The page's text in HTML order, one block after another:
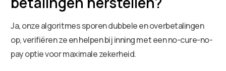
Ja, onze algoritmes sporen dubbele en overbetalingen
op, verifiëren ze en helpen bij inning met een no-cure-no-
pay optie voor maximale zekerheid.